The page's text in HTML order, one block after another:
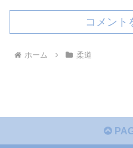
コメント
ホーム 柔道